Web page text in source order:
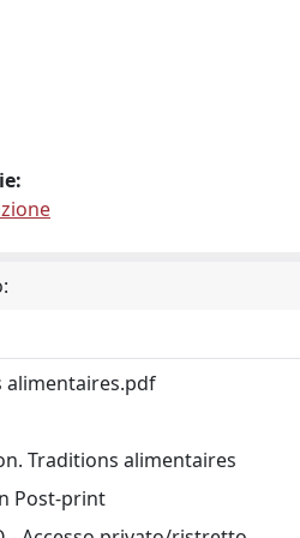
Traditions alimentaires
Post-print